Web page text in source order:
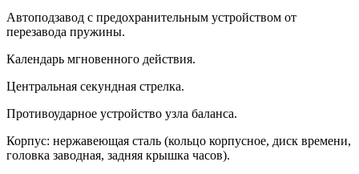
Автоподзавод с предохранительным устройством от
перезавода пружины.
Календарь мгновенного действия.
Центральная секундная стрелка.
Противоударное устройство узла баланса.
Корпус: нержавеющая сталь (кольцо корпусное, диск времени,
головка заводная, задняя крышка часов).